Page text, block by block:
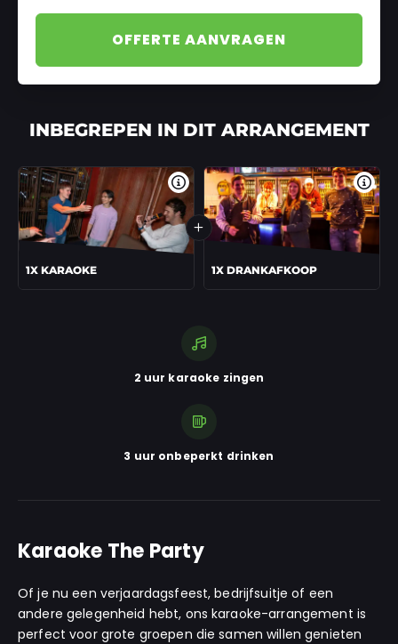
OFFERTE AANVRAGEN
INBEGREPEN IN DIT ARRANGEMENT
Meer informatie
1X KARAOKE 1X DRANKAFKOOP
2 uur karaoke zingen
3 uur onbeperkt drinken
Karaoke The Party
Of je nu een verjaardagsfeest, bedrijfsuitje of een
andere gelegenheid hebt, ons karaoke-arrangement is
perfect voor grote groepen die samen willen genieten